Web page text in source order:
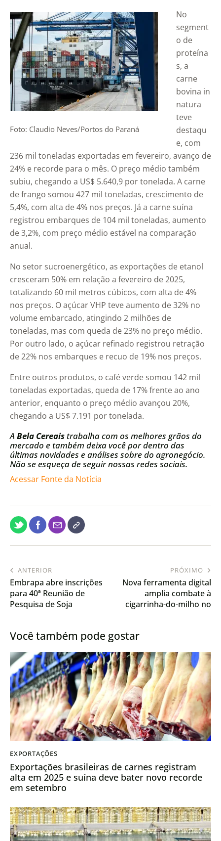
Foto: Claudio Neves/Portos do Paraná
No
segment
o de
proteína
s, a
carne
bovina in
natura
teve
destaqu
e, com
236 mil toneladas exportadas em fevereiro, avanço de
24% e recorde para o mês. O preço médio também
subiu, chegando a US$ 5.640,9 por tonelada. A carne
de frango somou 427 mil toneladas, crescimento de
5,4%, com alta de 4% nos preços. Já a carne suína
registrou embarques de 104 mil toneladas, aumento
de 3,2%, com preço médio estável na comparação
anual.
No setor sucroenergético, as exportações de etanol
cresceram 50% em relação a fevereiro de 2025,
totalizando 60 mil metros cúbicos, com alta de 4%
nos preços. O açúcar VHP teve aumento de 32% no
volume embarcado, atingindo 2 milhões de
toneladas, mas com queda de 23% no preço médio.
Por outro lado, o açúcar refinado registrou retração
de 22% nos embarques e recuo de 19% nos preços.
Entre outros produtos, o café verde somou 142 mil
toneladas exportadas, queda de 17% frente ao ano
anterior, enquanto o preço médio avançou 20%,
chegando a US$ 7.191 por tonelada.
A Bela Cereais trabalha com os melhores grãos do
mercado e também deixa você por dentro das
últimas novidades e análises sobre do agronegócio.
Não se esqueça de seguir nossas redes sociais.
Acessar Fonte da Notícia
ANTERIOR
Embrapa abre inscrições
para 40ª Reunião de
Pesquisa de Soja
PRÓXIMO
Nova ferramenta digital
amplia combate à
cigarrinha-do-milho no
Você também pode gostar
EXPORTAÇÕES
Exportações brasileiras de carnes registram
alta em 2025 e suína deve bater novo recorde
em setembro